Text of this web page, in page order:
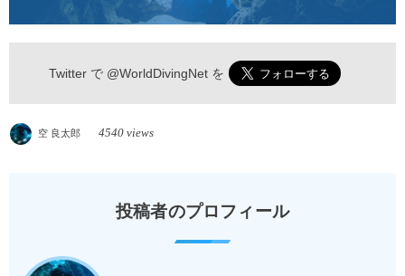
Twitter で @WorldDivingNetを
空 良太郎 4540 views
投稿者のプロフィール